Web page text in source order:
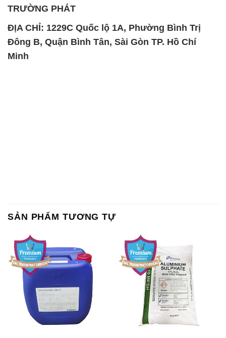
TRƯỜNG PHÁT
ĐỊA CHỈ: 1229C Quốc lộ 1A, Phường Bình Trị
Đông B, Quận Bình Tân, Sài Gòn TP. Hồ Chí
Minh
SẢN PHẨM TƯƠNG TỰ